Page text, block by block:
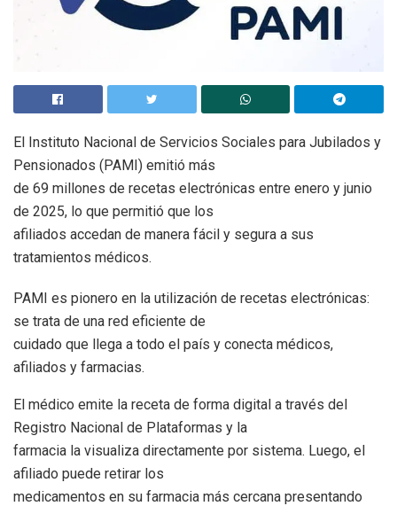
El Instituto Nacional de Servicios Sociales para Jubilados y
Pensionados (PAMI) emitió más
de 69 millones de recetas electrónicas entre enero y junio
de 2025, lo que permitió que los
afiliados accedan de manera fácil y segura a sus
tratamientos médicos.
PAMI es pionero en la utilización de recetas electrónicas:
se trata de una red eficiente de
cuidado que llega a todo el país y conecta médicos,
afiliados y farmacias.
El médico emite la receta de forma digital a través del
Registro Nacional de Plataformas y la
farmacia la visualiza directamente por sistema. Luego, el
afiliado puede retirar los
medicamentos en su farmacia más cercana presentando